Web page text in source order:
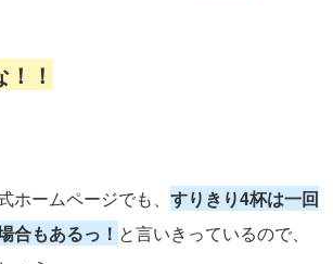
！
ホームページでも、 すりきり4杯は一回
合もあるっ！ と言いきっているので、